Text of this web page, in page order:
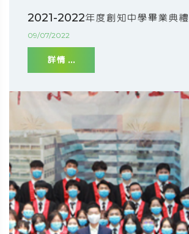
2021-2022年度創知中學畢業典禮
09/07/2022
詳情 ...